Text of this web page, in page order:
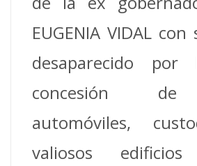
EUGENIA VIDAL
desaparecido
concesión de
automóviles,
valiosos edificios